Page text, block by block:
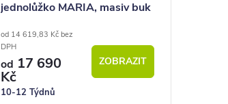
jednolůžko MARIA, masiv buk
od 14 619,83 Kč bez
DPH
od 17 690
Kč
10-12 Týdnů
ZOBRAZIT